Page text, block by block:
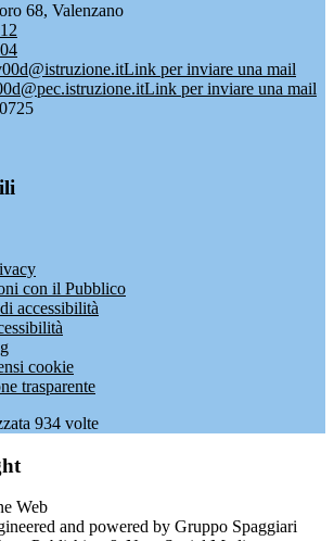
68, Valenzano
Link per inviare una mail
Link per inviare una mail
con il Pubblico
accessibilità
cookie
trasparente
934 volte
and powered by Gruppo Spaggiari